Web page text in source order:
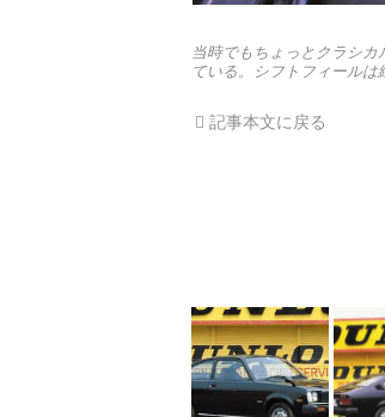
当時でもちょっとクラシ
ている。シフトフィールは
記事本文に戻る